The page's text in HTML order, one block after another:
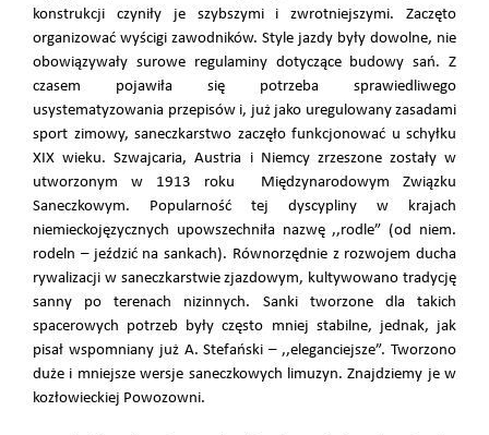
konstrukcji czyniły je szybszymi i zwrotniejszymi. Zaczęto
organizować wyścigi zawodników. Style jazdy były dowolne, nie
obowiązywały surowe regulaminy dotyczące budowy sań. Z
czasem pojawiła się potrzeba sprawiedliwego
usystematyzowania przepisów i, już jako uregulowany zasadami
sport zimowy, saneczkarstwo zaczęło funkcjonować u schyłku
XIX wieku. Szwajcaria, Austria i Niemcy zrzeszone zostały w
utworzonym w 1913 roku Międzynarodowym Związku
Saneczkowym. Popularność tej dyscypliny w krajach
niemieckojęzycznych upowszechniła nazwę ,,rodle” (od niem.
rodeln – jeździć na sankach). Równorzędnie z rozwojem ducha
rywalizacji w saneczkarstwie zjazdowym, kultywowano tradycję
sanny po terenach nizinnych. Sanki tworzone dla takich
spacerowych potrzeb były często mniej stabilne, jednak, jak
pisał wspomniany już A. Stefański – ,,eleganciejsze”. Tworzono
duże i mniejsze wersje saneczkowych limuzyn. Znajdziemy je w
kozłowieckiej Powozowni.